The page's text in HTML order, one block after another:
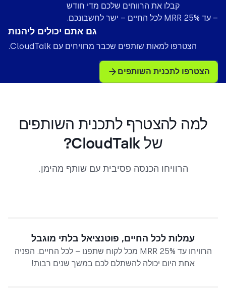
קבלו את הרווחים שלכם מדי חודש
– עד 25% MRR לכל החיים – ישר לחשבונכם.
גם אתם יכולים ליהנות
הצטרפו למאות שותפים שכבר מרוויחים עם CloudTalk.
הצטרפו לתכנית השותפים
למה להצטרף לתכנית השותפים
של CloudTalk?
הרוויחו הכנסה פסיבית עם שותף מהימן.
עמלות לכל החיים, פוטנציאל בלתי מוגבל
הרוויחו עד 25% MRR מכל לקוח שתפנו – לכל החיים. הפניה
אחת היום יכולה להשתלם לכם במשך שנים רבות!